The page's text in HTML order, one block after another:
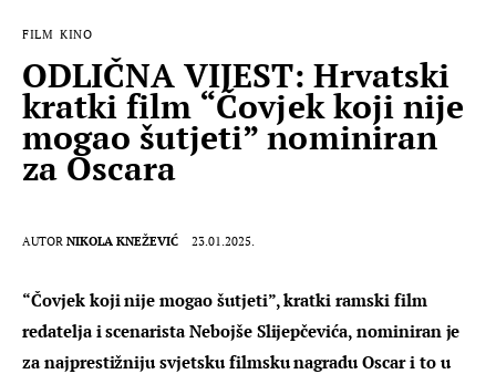
FILM KINO
ODLIČNA VIJEST: Hrvatski
kratki film “Čovjek koji nije
mogao šutjeti” nominiran
za Oscara
AUTOR NIKOLA KNEŽEVIĆ 23.01.2025.
“Čovjek koji nije mogao šutjeti”, kratki ramski film
redatelja i scenarista Nebojše Slijepčevića, nominiran je
za najprestižniju svjetsku filmsku nagradu Oscar i to u